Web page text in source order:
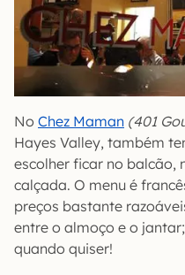
No Chez Maman (401
Hayes Valley, também
escolher ficar no balcão,
calçada. O menu é
preços bastante
entre o almoço e o
quando quiser!